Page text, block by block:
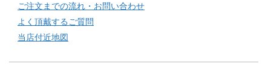
ご注文までの流れ・お問い合わせ
よく頂戴するご質問
当店付近地図